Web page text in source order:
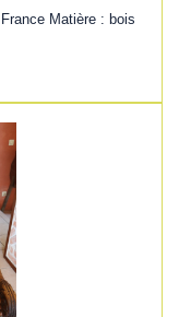
Matière : bois